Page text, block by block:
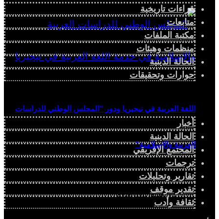
اللغة العربية في نيجيريا ودور “المجلس الوطني للدراسات
العربية والإسلامية”
دراسة سياسية
قراءات تاريخية
متابعات
مكتبة الملفات
منظمات وهيئات
الحالة الدينية
حوارات وتحقيقات
أخبار
الحالة الدينية
المجتمع الإفريقي
ترجمات
تقارير وتحليلات
تقدير موقف
ثقافة وأدب